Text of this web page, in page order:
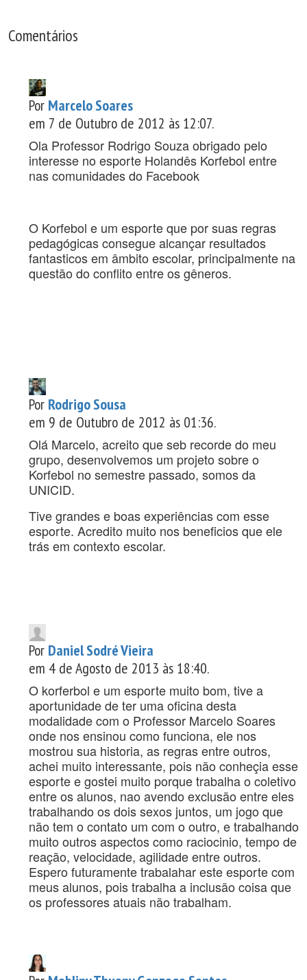
Comentários
Por Marcelo Soares
em 7 de Outubro de 2012 às 12:07.
Ola Professor Rodrigo Souza obrigado pelo
interesse no esporte Holandês Korfebol entre
nas comunidades do Facebook
O Korfebol e um esporte que por suas regras
pedagógicas consegue alcançar resultados
fantasticos em âmbito escolar, principalmente na
questão do conflito entre os gêneros.
Por Rodrigo Sousa
em 9 de Outubro de 2012 às 01:36.
Olá Marcelo, acreito que seb recorde do meu
grupo, desenvolvemos um projeto sobre o
Korfebol no semestre passado, somos da
UNICID.
Tive grandes e boas experiências com esse
esporte. Acredito muito nos beneficios que ele
trás em contexto escolar.
Por Daniel Sodré Vieira
em 4 de Agosto de 2013 às 18:40.
O korferbol e um esporte muito bom, tive a
aportunidade de ter uma oficina desta
modalidade com o Professor Marcelo Soares
onde nos ensinou como funciona, ele nos
mostrou sua historia, as regras entre outros,
achei muito interessante, pois não conheçia esse
esporte e gostei muito porque trabalha o coletivo
entre os alunos, nao avendo exclusão entre eles
trabalhando os dois sexos juntos, um jogo que
não tem o contato um com o outro, e trabalhando
muito outros aspectos como raciocinio, tempo de
reação, velocidade, agilidade entre outros.
Espero futuramente trabalahar este esporte com
meus alunos, pois trabalha a inclusão coisa que
os professores atuais não trabalham.